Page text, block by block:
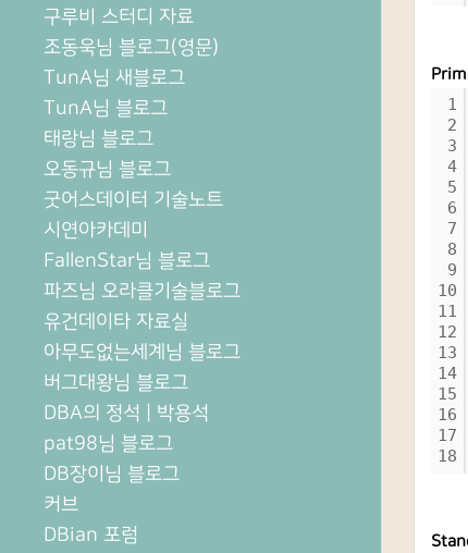
구루비 스터디 자료
조동욱님 블로그(영문)
TunA님 새블로그
TunA님 블로그
태랑님 블로그
오동규님 블로그
굿어스데이터 기술노트
시연아카데미
FallenStar님 블로그
파즈님 오라클기술블로그
유건데이타 자료실
아무도없는세계님 블로그
버그대왕님 블로그
DBA의 정석 | 박용석
pat98님 블로그
DB장이님 블로그
커브
DBian 포럼
1
2
3
4
5
6
7
8
9
10
11
12
13
14
15
16
17
18